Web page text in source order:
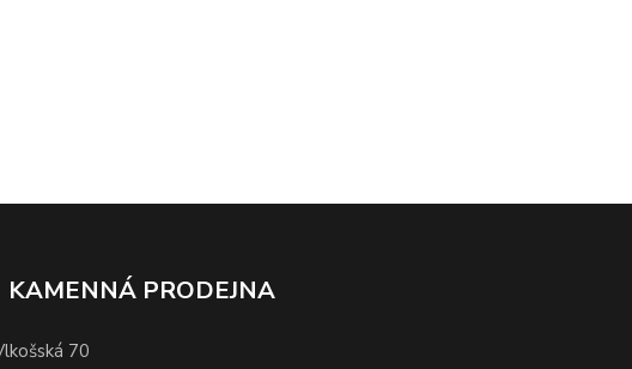
KAMENNÁ PRODEJNA
70